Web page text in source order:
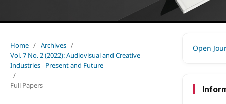
Home / Archives /
Vol. 7 No. 2 (2022): Audiovisual and Creative
Industries - Present and Future
/
Full Papers
Open